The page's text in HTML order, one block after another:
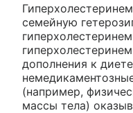
семейную
дополнения к
(например,
массы тела)